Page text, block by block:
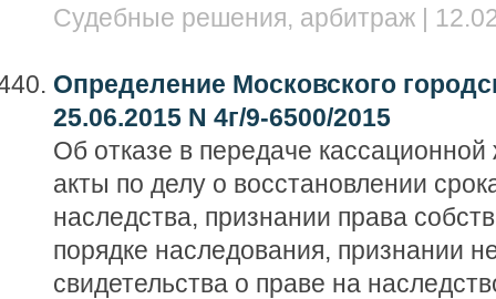
Судебные решения, арбитраж |
Определение Московского
25.06.2015 N 4г/9-6500/2015
Об отказе в передаче
акты по делу о восстановлении
наследства, признании права
порядке наследования, признании
свидетельства о праве на